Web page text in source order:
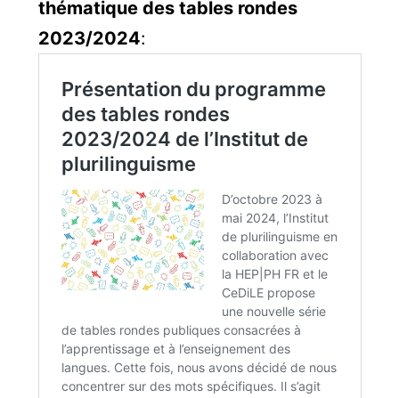
thématique des tables rondes
2023/2024: